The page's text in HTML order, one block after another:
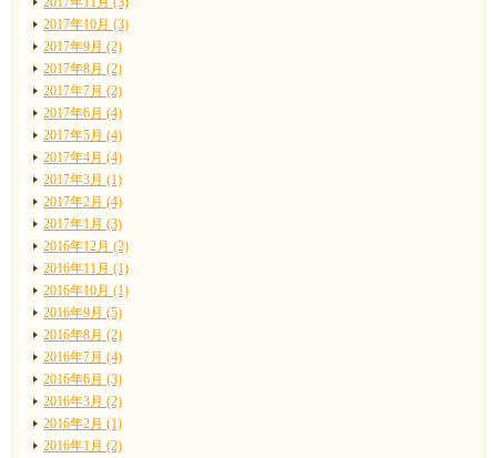
2017年10月 (3)
2017年9月 (2)
2017年8月 (2)
2017年7月 (2)
2017年6月 (4)
2017年5月 (4)
2017年4月 (4)
2017年3月 (1)
2017年2月 (4)
2017年1月 (3)
2016年12月 (2)
2016年11月 (1)
2016年10月 (1)
2016年9月 (5)
2016年8月 (2)
2016年7月 (4)
2016年6月 (3)
2016年3月 (2)
2016年2月 (1)
2016年1月 (2)